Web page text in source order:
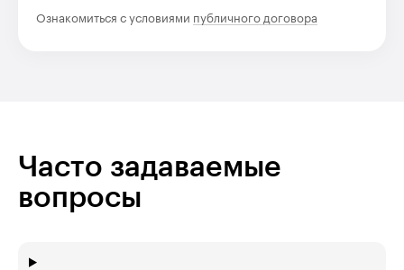
Ознакомиться с условиями публичного договора
Часто задаваемые
вопросы